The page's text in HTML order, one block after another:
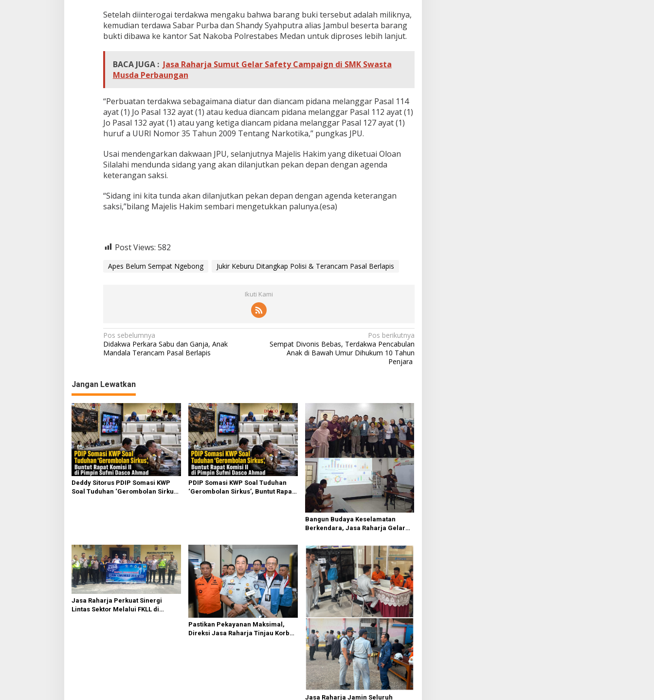
Setelah diinterogai terdakwa mengaku bahwa barang buki tersebut adalah miliknya,
kemudian terdawa Sabar Purba dan Shandy Syahputra alias Jambul beserta barang
bukti dibawa ke kantor Sat Nakoba Polrestabes Medan untuk diproses lebih lanjut.
BACA JUGA : Jasa Raharja Sumut Gelar Safety Campaign di SMK Swasta
Musda Perbaungan
“Perbuatan terdakwa sebagaimana diatur dan diancam pidana melanggar Pasal 114
ayat (1) Jo Pasal 132 ayat (1) atau kedua diancam pidana melanggar Pasal 112 ayat (1)
Jo Pasal 132 ayat (1) atau yang ketiga diancam pidana melanggar Pasal 127 ayat (1)
huruf a UURI Nomor 35 Tahun 2009 Tentang Narkotika,” pungkas JPU.
Usai mendengarkan dakwaan JPU, selanjutnya Majelis Hakim yang diketuai Oloan
Silalahi mendunda sidang yang akan dilanjutkan pekan depan dengan agenda
keterangan saksi.
“Sidang ini kita tunda akan dilanjutkan pekan depan dengan agenda keterangan
saksi,”bilang Majelis Hakim sembari mengetukkan palunya.(esa)
Post Views: 582
Apes Belum Sempat Ngebong Jukir Keburu Ditangkap Polisi & Terancam Pasal Berlapis
Ikuti Kami
N
a
i
g
a
s
i
p
o
s
Pos sebelumnya
Didakwa Perkara Sabu dan Ganja, Anak
Mandala Terancam Pasal Berlapis
Pos berikutnya
Sempat Divonis Bebas, Terdakwa Pencabulan
Anak di Bawah Umur Dihukum 10 Tahun
Penjara
Jangan Lewatkan
Deddy Sitorus PDIP Somasi KWP
Soal Tuduhan ‘Gerombolan Sirkus’,
PDIP Somasi KWP Soal Tuduhan
‘Gerombolan Sirkus’, Buntut Rapat
Bangun Budaya Keselamatan
Berkendara, Jasa Raharja Gelar
Medan Industri
Jasa Raharja Perkuat Sinergi
Lintas Sektor Melalui FKLL di
Pastikan Pekayanan Maksimal,
Direksi Jasa Raharja Tinjau Korban
Jasa Raharja Jamin Seluruh